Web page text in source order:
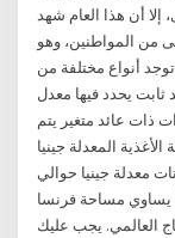
أن هذا العام شهد
من المواطنين، وهو
أنواع مختلفة من
يحدد فيها معدل
ذات عائد متغير يتم
المعدلة جينيا
معدلة جينيا حوالي
مربع في نهاية 2008، وهو ما يساوي مساحة فرنسا
دول وراء 80% من الإنتاج العالمي. يجب عليك